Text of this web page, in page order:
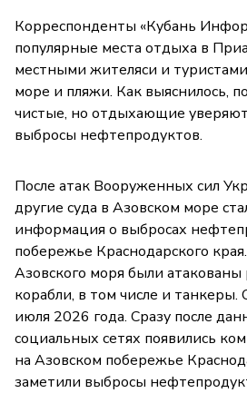
Корреспонденты «Кубань
популярные места отдыха в
местными жителяси и
море и пляжи. Как выяснилось,
чистые, но отдыхающие
выбросы нефтепродуктов.
После атак Вооруженных сил
другие суда в Азовском море
информация о выбросах
побережье Краснодарского
Азовского моря были
корабли, в том числе и танкеры.
июля 2026 года. Сразу после
социальных сетях появились
на Азовском побережье
заметили выбросы